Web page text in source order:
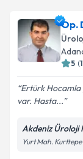
E-posta
Metni
Op.
5 (1
Ertürk Hocamla
var. Hasta...
Akdeniz Üroloji
Yurt Mah.